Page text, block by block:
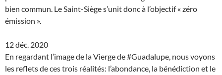
bien commun. Le Saint-Siège s’unit donc à l’objectif « zéro
émission ».
12 déc. 2020
En regardant l’image de la Vierge de #Guadalupe, nous voyons
les reflets de ces trois réalités: l’abondance, la bénédiction et le